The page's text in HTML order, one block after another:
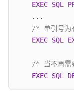
EXEC SQL
    ...
/* 单引号为
EXEC SQL
/* 当不再需
EXEC SQL